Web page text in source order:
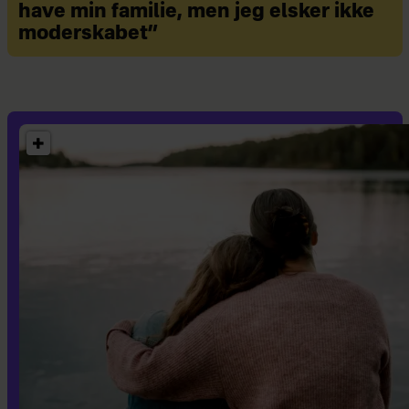
her.
børnefamilier, der er socialt og
økonomisk belastet. Den dækker over
550 kroner pr. barn. Du kan ansøge
om hjælp til maksimalt tre børn
under 18 år – og det kræver, at de er
hjemmeboende, eller at du har en fast
: Du kan ansøge om julehjælp
frem til den 2. december 2025 kl. 10.
Du får svar den 18. december.
: Du finder ansøgningsskema
have min familie, men jeg elsker ikke
moderskabet”